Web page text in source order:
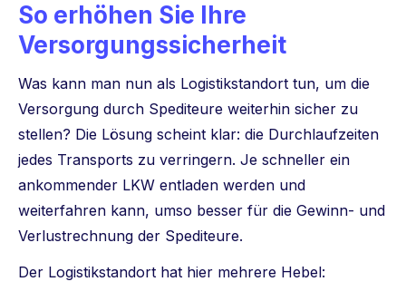
So erhöhen Sie Ihre
Versorgungssicherheit
Was kann man nun als Logistikstandort tun, um die
Versorgung durch Spediteure weiterhin sicher zu
stellen? Die Lösung scheint klar: die Durchlaufzeiten
jedes Transports zu verringern. Je schneller ein
ankommender LKW entladen werden und
weiterfahren kann, umso besser für die Gewinn- und
Verlustrechnung der Spediteure.
Der Logistikstandort hat hier mehrere Hebel: